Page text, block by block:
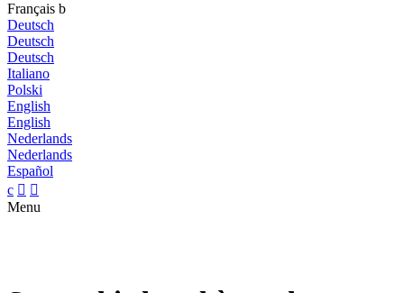
Français b
Deutsch
Deutsch
Deutsch
Italiano
Polski
English
English
Nederlands
Nederlands
Español
c  
Menu